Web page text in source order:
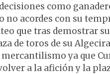
como
acordes con su
que tras demostrar
de toros de su
ya que
a la afición y la